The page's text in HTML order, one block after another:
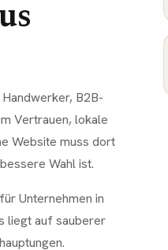
B2B-
Vertrauen, lokale
Website muss dort
Wahl ist.
Unternehmen in
liegt auf sauberer